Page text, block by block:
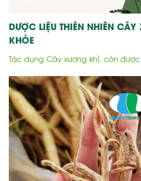
DƯỢC LIỆU THIÊN NHIÊN
KHỎE
Tác dụng Cây xương khỉ, còn